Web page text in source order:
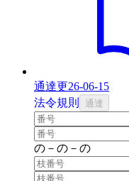
通達更26-06-15
法令規則 通達
の － の － の